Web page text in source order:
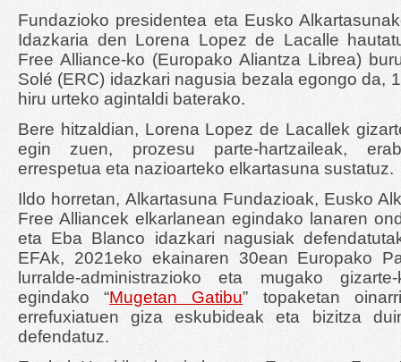
Fundazioko presidentea eta Eusko
Idazkaria den Lorena Lopez de Lacalle
Free Alliance-ko (Europako Aliantza Librea)
Solé (ERC) idazkari nagusia bezala egongo da,
hiru urteko agintaldi baterako.
Bere hitzaldian, Lorena Lopez de Lacallek
egin zuen, prozesu parte-hartzaileak,
errespetua eta nazioarteko elkartasuna sustatuz.
Ildo horretan, Alkartasuna Fundazioak, Eusko
Free Alliancek elkarlanean egindako lanaren
eta Eba Blanco idazkari nagusiak
EFAk, 2021eko ekainaren 30ean Europako
lurralde-administrazioko eta mugako
egindako “Mugetan Gatibu” topaketan
errefuxiatuen giza eskubideak eta bizitza
defendatuz.